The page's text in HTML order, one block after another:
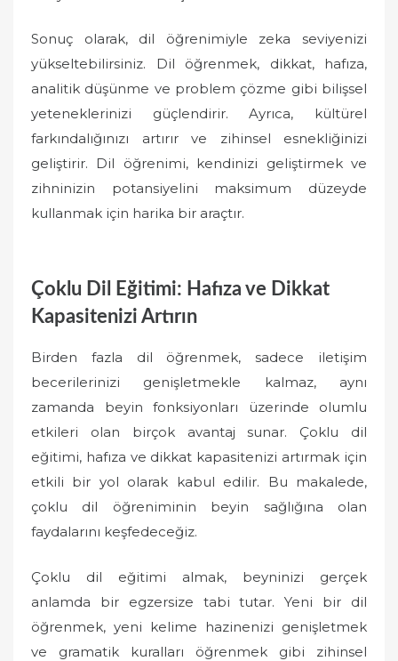
Sonuç olarak, dil öğrenimiyle zeka seviyenizi
yükseltebilirsiniz. Dil öğrenmek, dikkat, hafıza,
analitik düşünme ve problem çözme gibi bilişsel
yeteneklerinizi güçlendirir. Ayrıca, kültürel
farkındalığınızı artırır ve zihinsel esnekliğinizi
geliştirir. Dil öğrenimi, kendinizi geliştirmek ve
zihninizin potansiyelini maksimum düzeyde
kullanmak için harika bir araçtır.
Çoklu Dil Eğitimi: Hafıza ve Dikkat
Kapasitenizi Artırın
Birden fazla dil öğrenmek, sadece iletişim
becerilerinizi genişletmekle kalmaz, aynı
zamanda beyin fonksiyonları üzerinde olumlu
etkileri olan birçok avantaj sunar. Çoklu dil
eğitimi, hafıza ve dikkat kapasitenizi artırmak için
etkili bir yol olarak kabul edilir. Bu makalede,
çoklu dil öğreniminin beyin sağlığına olan
faydalarını keşfedeceğiz.
Çoklu dil eğitimi almak, beyninizi gerçek
anlamda bir egzersize tabi tutar. Yeni bir dil
öğrenmek, yeni kelime hazinenizi genişletmek
ve gramatik kuralları öğrenmek gibi zihinsel